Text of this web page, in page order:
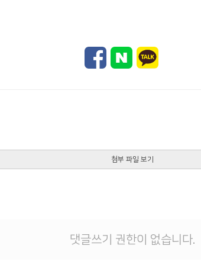
첨부 파일 보기
댓글쓰기 권한이 없습니다.